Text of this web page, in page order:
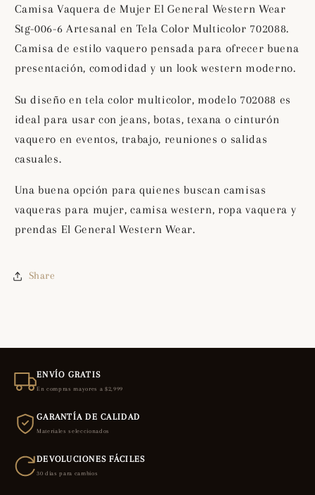
Wear
006-
6
Artesanal
Tela
Color
702088
Wear
006-
6
Artesanal
Tela
Color
Multicolor
702088
Camisa Vaquera de Mujer El General Western Wear
Stg-006-6 Artesanal en Tela Color Multicolor 702088.
Camisa de estilo vaquero pensada para ofrecer buena
presentación, comodidad y un look western moderno.
Su diseño en tela color multicolor, modelo 702088 es
ideal para usar con jeans, botas, texana o cinturón
vaquero en eventos, trabajo, reuniones o salidas
casuales.
Una buena opción para quienes buscan camisas
vaqueras para mujer, camisa western, ropa vaquera y
prendas El General Western Wear.
Share
ENVÍO GRATIS
En compras mayores a $2,999
GARANTÍA DE CALIDAD
Materiales seleccionados
DEVOLUCIONES FÁCILES
30 días para cambios